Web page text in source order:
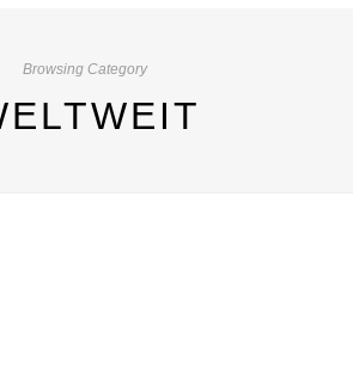
Browsing Category